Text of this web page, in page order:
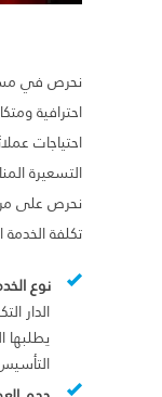
نحرص في
احترافية
احتياجات
التسعيرة
نحرص على
تكلفة
نوع
الدار
يطلبها